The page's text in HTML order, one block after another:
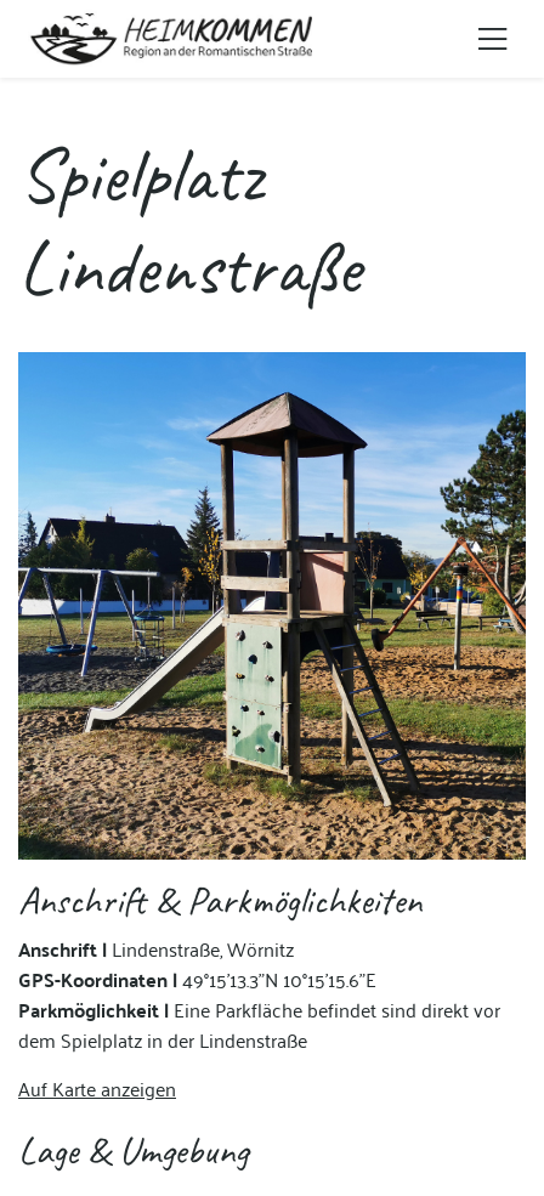
Spielplatz
Lindenstraße
Anschrift & Parkmöglichkeiten
Anschrift |Lindenstraße, Wörnitz
GPS-Koordinaten |49°15'13.3"N 10°15'15.6"E
Parkmöglichkeit |Eine Parkfläche befindet sind direkt vor
dem Spielplatz in der Lindenstraße
Auf Karte anzeigen
Lage & Umgebung